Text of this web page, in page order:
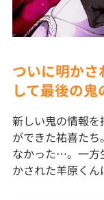
ついに明か
して最後の
新しい鬼の情報
ができた祐喜た
なかった…。一方
かされた羊原く